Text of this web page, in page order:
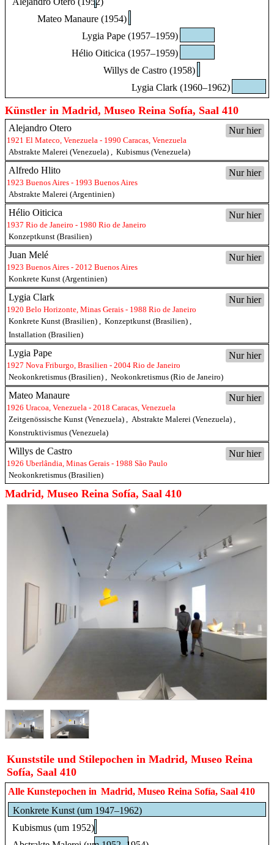
Mateo Manaure (1954)
Lygia Pape (1957–1959)
Hélio Oiticica (1957–1959)
Willys de Castro (1958)
Lygia Clark (1960–1962)
Künstler in Madrid, Museo Reina Sofía, Saal 410
Nur hier
Alejandro Otero
1921 El Mateco, Venezuela - 1990 Caracas, Venezuela
Abstrakte Malerei (Venezuela)
Kubismus (Venezuela)
Nur hier
Alfredo Hlito
1923 Buenos Aires - 1993 Buenos Aires
Abstrakte Malerei (Argentinien)
Nur hier
Hélio Oiticica
1937 Rio de Janeiro - 1980 Rio de Janeiro
Konzeptkunst (Brasilien)
Nur hier
Juan Melé
1923 Buenos Aires - 2012 Buenos Aires
Konkrete Kunst (Argentinien)
Nur hier
Lygia Clark
1920 Belo Horizonte, Minas Gerais - 1988 Rio de Janeiro
Konkrete Kunst (Brasilien)
Konzeptkunst (Brasilien)
Installation (Brasilien)
Nur hier
Lygia Pape
1927 Nova Friburgo, Brasilien - 2004 Rio de Janeiro
Neokonkretismus (Brasilien)
Neokonkretismus (Rio de Janeiro)
Nur hier
Mateo Manaure
1926 Uracoa, Venezuela - 2018 Caracas, Venezuela
Zeitgenössische Kunst (Venezuela)
Abstrakte Malerei (Venezuela)
Konstruktivismus (Venezuela)
Nur hier
Willys de Castro
1926 Uberlândia, Minas Gerais - 1988 São Paulo
Neokonkretismus (Brasilien)
Madrid, Museo Reina Sofía, Saal 410
Kunststile und Stilepochen in Madrid, Museo Reina
Sofía, Saal 410
Alle Kunstepochen in Madrid, Museo Reina Sofía, Saal 410
Konkrete Kunst (um 1947–1962)
Kubismus (um 1952)